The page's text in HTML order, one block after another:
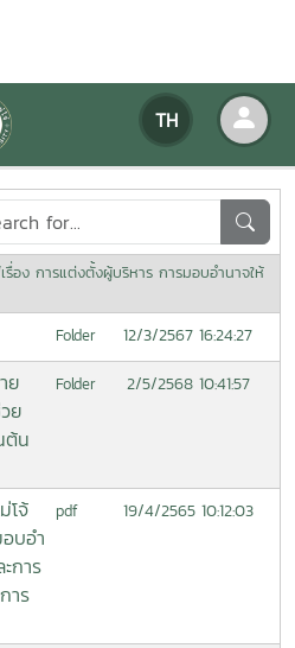
TH
อง การแต่งตั้งผู้บริหาร การมอบอำนาจให้
Folder 12/3/2567 16:24:27
ย
ย
ต้น
Folder 2/5/2568 10:41:57
โจ้
บอำ
การ
าร
pdf 19/4/2565 10:12:03